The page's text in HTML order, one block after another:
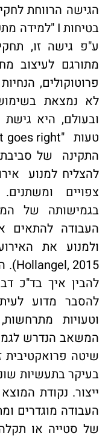
הגישה הרווחת
ע"פ גישה זו,
מתורגם לעיצוב
פרוטוקולים,
לא נמצאת
התקינה של סביבת
להצליח למנוע
צפויים
בגמישותה של
העבודה להתאים
להבין איך בד"כ
להסבר מדוע
וטעויות
שיטה פרואקטיבית
בעיקר בתעשיות
ייצור. נקודת
העבודה מוגדרים
של סטייה או